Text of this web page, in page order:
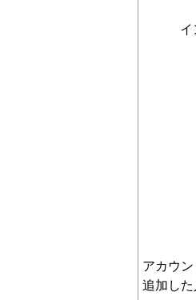
イ
アカウ
追加した